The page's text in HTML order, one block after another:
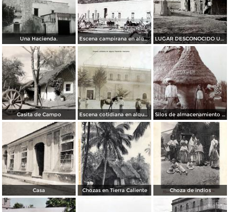
Una Hacienda. Escena campirana en alguna Hacienda. LUGAR DESCONOCIDO Una casa de Adobe.
Casita de Campo Escena cotidiana en alguna Hacienda mexicana Silos de almacenamiento de Maiz
Casa Chozas en Tierra Caliente Choza de indios